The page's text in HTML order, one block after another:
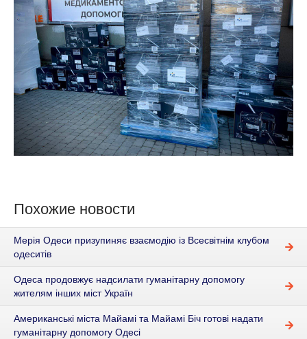
Похожие новости
Мерія Одеси призупиняє взаємодію із Всесвітнім клубом
одеситів
Одеса продовжує надсилати гуманітарну допомогу
жителям інших міст Україн
Американські міста Майамі та Майамі Біч готові надати
гуманітарну допомогу Одесі